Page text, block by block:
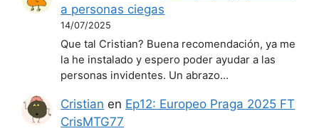
a personas ciegas
14/07/2025
Que tal Cristian? Buena recomendación, ya me
la he instalado y espero poder ayudar a las
personas invidentes. Un abrazo…
Cristian en Ep12: Europeo Praga 2025 FT
CrisMTG77